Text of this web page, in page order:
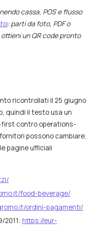
cassa, POS e flusso
: parti da foto, PDF o
un QR code pronto
ricontrollati il 25 giugno
quindi il testo usa un
first contro operations-
possono cambiare;
pagine ufficiali
food-beverage/
ordini-pagamenti/
2011: https://eur-